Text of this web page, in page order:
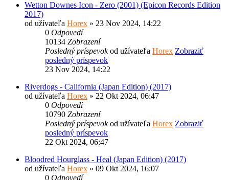
Wetton Downes Icon - Zero (2001) (Epicon Records Edition
2017)
od užívateľa Horex » 23 Nov 2024, 14:22
0 Odpovedí
10134 Zobrazení
Posledný príspevokod užívateľa Horex Zobraziť
posledný príspevok
23 Nov 2024, 14:22
Riverdogs - California (Japan Edition) (2017)
od užívateľa Horex » 22 Okt 2024, 06:47
0 Odpovedí
10790 Zobrazení
Posledný príspevokod užívateľa Horex Zobraziť
posledný príspevok
22 Okt 2024, 06:47
Bloodred Hourglass - Heal (Japan Edition) (2017)
od užívateľa Horex » 09 Okt 2024, 16:07
0 Odpovedí